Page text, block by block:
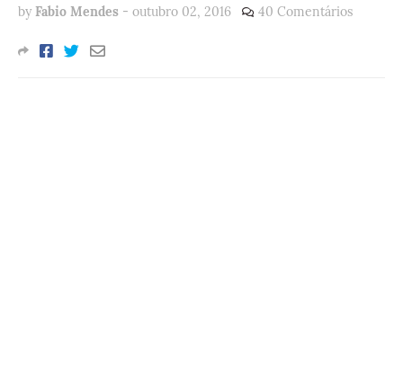
by Fabio Mendes - outubro 02, 2016 40 Comentários